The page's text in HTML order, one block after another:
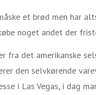
et brød men har
noget andet der
fra det amerikanske
den selvkørende
i Las Vegas, i dag